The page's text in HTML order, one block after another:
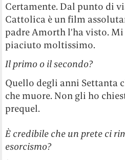
Certamente. Dal punto di
Cattolica è un film
padre Amorth l’ha visto.
piaciuto moltissimo.
Il primo o il secondo?
Quello degli anni Settanta
che muore. Non gli ho
prequel.
È credibile che un prete ci
esorcismo?